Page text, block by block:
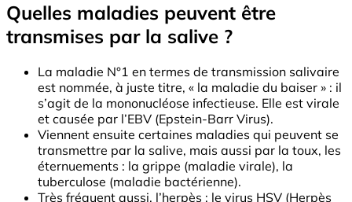
Quelles maladies peuvent être
transmises par la salive ?
La maladie N°1 en termes de transmission salivaire
est nommée, à juste titre, « la maladie du baiser » : il
s’agit de la mononucléose infectieuse. Elle est virale
et causée par l’EBV (Epstein-Barr Virus).
Viennent ensuite certaines maladies qui peuvent se
transmettre par la salive, mais aussi par la toux, les
éternuements : la grippe (maladie virale), la
tuberculose (maladie bactérienne).
Très fréquent aussi, l’herpès : le virus HSV (Herpès